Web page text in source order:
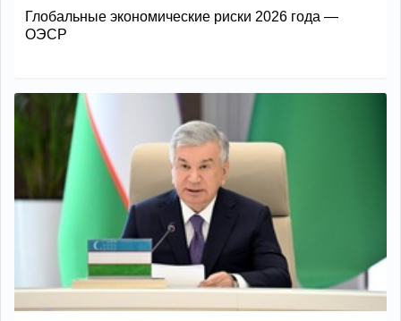
Глобальные экономические риски 2026 года —
ОЭСР